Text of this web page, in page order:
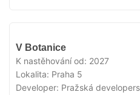
V Botanice
K nastěhování od: 2027
Lokalita: Praha 5
Developer: Pražská